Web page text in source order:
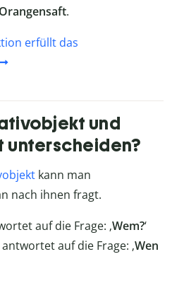
.
erfüllt das
und
kann man
nach ihnen fragt.
auf die Frage: ‚Wem?‘
auf die Frage: ‚Wen